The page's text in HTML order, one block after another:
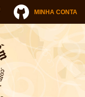
MINHA CONTA